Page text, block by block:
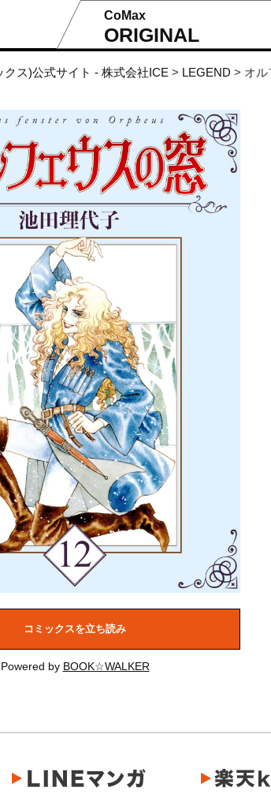
CoMax
ORIGINAL
ス)公式サイト - 株式会社ICE > LEGEND > オル
コミックスを立ち読み
Powered by BOOK☆WALKER